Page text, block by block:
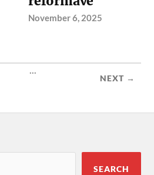
November 6, 2025
...
NEXT →
SEARCH